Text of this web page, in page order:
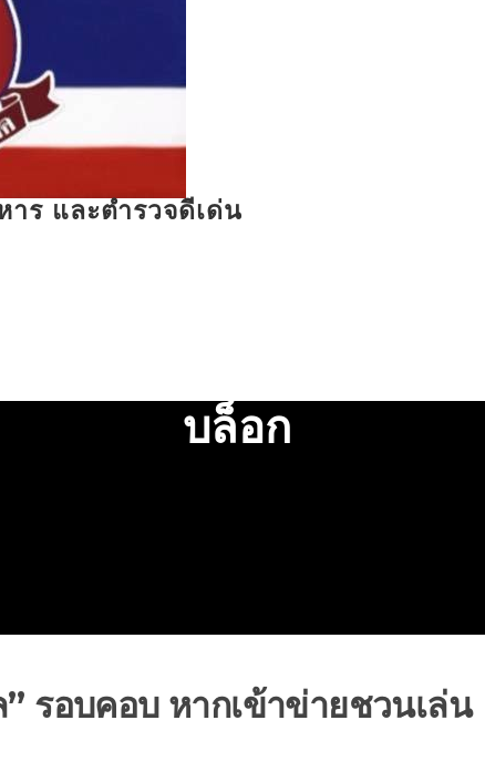
ร และตำรวจดีเด่น
บล็อก
รอบคอบ หากเข้าข่ายชวนเล่น